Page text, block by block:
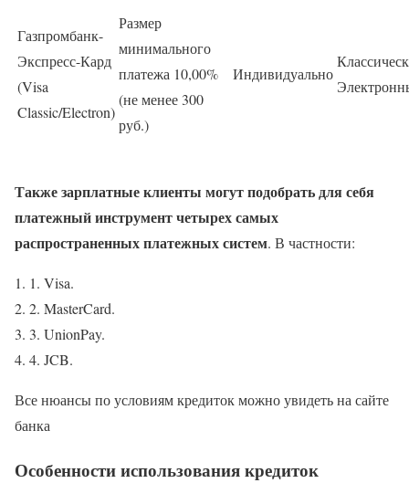
Газпромбанк-
Экспресс-Кард
(Visa
Classic/Electron)
Размер
минимального
платежа 10,00%
(не менее 300
руб.)
Индивидуально
Также зарплатные клиенты могут подобрать для себя
платежный инструмент четырех самых
распространенных платежных систем. В частности:
1. Visa.
2. MasterCard.
3. UnionPay.
4. JCB.
Все нюансы по условиям кредиток можно увидеть на сайте
банка
Особенности использования кредиток